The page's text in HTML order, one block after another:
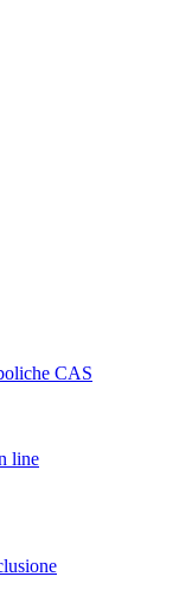
CAS
line